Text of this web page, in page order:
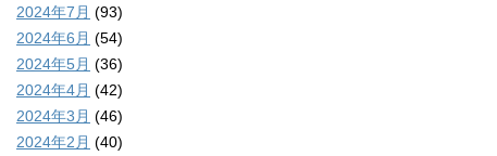
2024年7月 (93)
2024年6月 (54)
2024年5月 (36)
2024年4月 (42)
2024年3月 (46)
2024年2月 (40)